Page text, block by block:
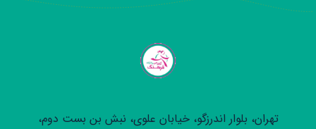
تهران، بلوار اندرزگو، خیابان علوی، نبش بن بست دوم،